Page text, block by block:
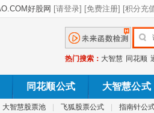
热门搜索： 大智慧 同花顺
同花顺公式 大智慧公式
大智慧股票池 飞狐股票公式 指南针公